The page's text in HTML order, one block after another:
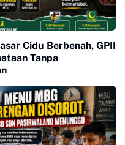
Cidu Berbenah, GPII
Tanpa